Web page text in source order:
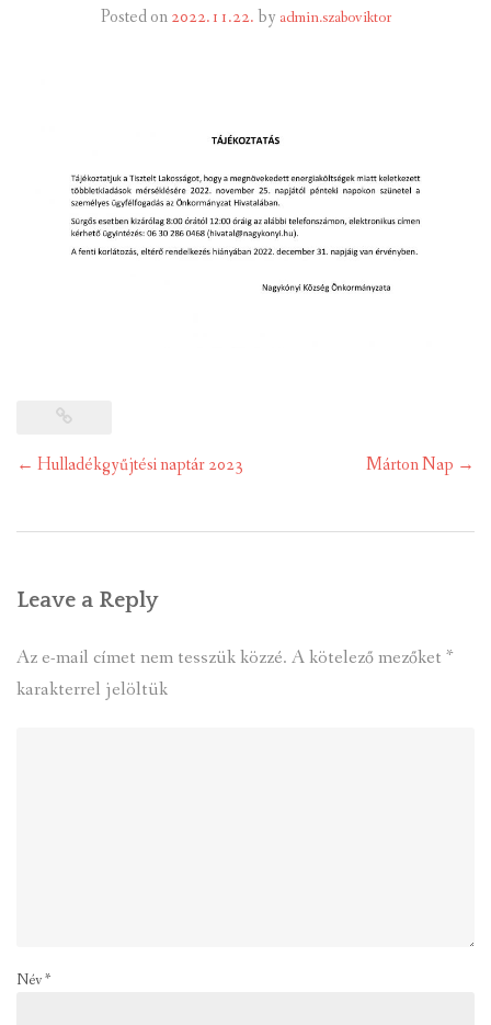
KAPCSOLAT
LETÖLTHETŐ NYOMTATVÁNYOK
VAGYONNYILATKOZATA – 2026. ÉV
Posted on2022.11.22.by admin.szaboviktor
Post
← Hulladékgyűjtési naptár 2023 Márton Nap →
Leave a Reply
Az e-mail címet nem tesszük közzé. A kötelező mezőket *
karakterrel jelöltük
Név*